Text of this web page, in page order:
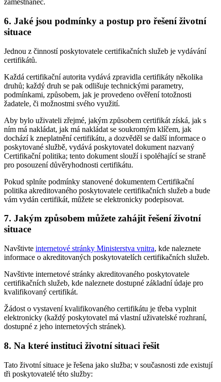
zaměstnanec.
6. Jaké jsou podmínky a postup pro řešení životní
situace
Jednou z činností poskytovatele certifikačních služeb je vydávání
certifikátů.
Každá certifikační autorita vydává zpravidla certifikáty několika
druhů; každý druh se pak odlišuje technickými parametry,
podmínkami, způsobem, jak je provedeno ověření totožnosti
žadatele, či možnostmi svého využití.
Aby bylo uživateli zřejmé, jakým způsobem certifikát získá, jak s
ním má nakládat, jak má nakládat se soukromým klíčem, jak
dochází k zneplatnění certifikátu, a dozvěděl se další informace o
poskytované službě, vydává poskytovatel dokument nazvaný
Certifikační politika; tento dokument slouží i spoléhající se straně
pro posouzení důvěryhodnosti certifikátu.
Pokud splníte podmínky stanovené dokumentem Certifikační
politika akreditovaného poskytovatele certifikačních služeb a bude
vám vydán certifikát, můžete se elektronicky podepisovat.
7. Jakým způsobem můžete zahájit řešení životní
situace
Navštivte internetové stránky Ministerstva vnitra, kde naleznete
informace o akreditovaných poskytovatelích certifikačních služeb.
Navštivte internetové stránky akreditovaného poskytovatele
certifikačních služeb, kde naleznete dostupné základní údaje pro
kvalifikovaný certifikát.
Žádost o vystavení kvalifikovaného certifikátu je třeba vyplnit
elektronicky (každý poskytovatel má vlastní uživatelské rozhraní,
dostupné z jeho internetových stránek).
8. Na které instituci životní situaci řešit
Tato životní situace je řešena jako služba; v současnosti zde existují
tři poskytovatelé této služby: